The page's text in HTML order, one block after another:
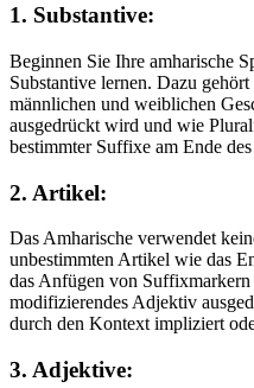
1. Substantive:
Beginnen Sie Ihre amharische
Substantive lernen. Dazu
männlichen und weiblichen
ausgedrückt wird und wie
bestimmter Suffixe am Ende
2. Artikel:
Das Amharische verwendet
unbestimmten Artikel wie das
das Anfügen von Suffixmarkern
modifizierendes Adjektiv
durch den Kontext impliziert
3. Adjektive: